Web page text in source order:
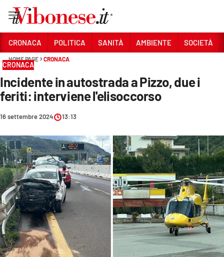
Sezioni
CRONACA
POLITICA
SANITÀ
AMBIENTE
SOCIETÀ
CULTURA
ECONOMIA E LAVORO
EVENTI
SPORT
CRONACA POLITICA SANITÀ AMBIENTE SOCIETÀ
HOME PAGE CRONACA
CRONACA
Incidente in autostrada a Pizzo, due i
feriti: interviene l'elisoccorso
16 settembre 2024 13:13